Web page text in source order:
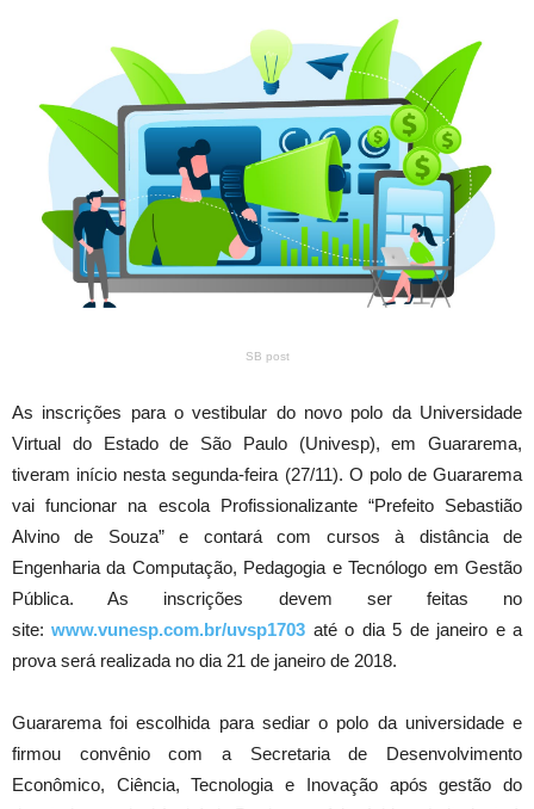
SB post
As inscrições para o vestibular do novo polo da Universidade
Virtual do Estado de São Paulo (Univesp), em Guararema,
tiveram início nesta segunda-feira (27/11). O polo de Guararema
vai funcionar na escola Profissionalizante “Prefeito Sebastião
Alvino de Souza” e contará com cursos à distância de
Engenharia da Computação, Pedagogia e Tecnólogo em Gestão
Pública. As inscrições devem ser feitas no
site:www.vunesp.com.br/uvsp1703 até o dia 5 de janeiro e a
prova será realizada no dia 21 de janeiro de 2018.
Guararema foi escolhida para sediar o polo da universidade e
firmou convênio com a Secretaria de Desenvolvimento
Econômico, Ciência, Tecnologia e Inovação após gestão do